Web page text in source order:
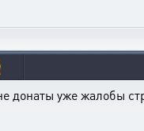
донаты уже жалобы